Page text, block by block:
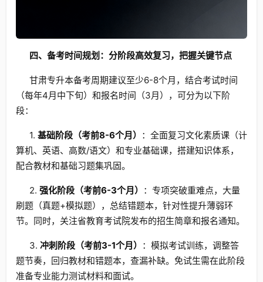
四、备考时间规划：分阶段高效复习，把握关键节点
甘肃专升本备考周期建议至少6-8个月，结合考试时间
（每年4月中下旬）和报名时间（3月），可分为以下阶
段：
1. 基础阶段（考前8-6个月） ：全面复习文化素质课（计
算机、英语、高数/语文）和专业基础课，搭建知识体系，
配合教材和基础习题集巩固。
2. 强化阶段（考前6-3个月） ：专项突破重难点，大量
刷题（真题+模拟题），总结错题本，针对性提升薄弱环
节。同时，关注省教育考试院发布的招生简章和报名通知。
3. 冲刺阶段（考前3-1个月） ：模拟考试训练，调整答
题节奏，回归教材和错题本，查漏补缺。免试生需在此阶段
准备专业能力测试材料和面试。